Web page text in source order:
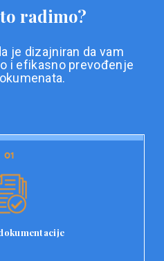
radimo?
je dizajniran da vam
i efikasno prevođenje
01
01
prevoda je priprema
učitavaju svoje
zahtjeve za prevod.